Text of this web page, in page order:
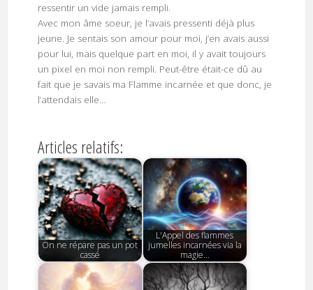
ressentir un vide jamais rempli.
Avec mon âme soeur, je l’avais pressenti déjà plus
jeune. Je sentais son amour pour moi, j’en avais aussi
pour lui, mais quelque part en moi, il y avait toujours
un pixel en moi non rempli. Peut-être était-ce dû au
fait que je savais ma Flamme incarnée et que donc, je
l’attendais elle…
Articles relatifs:
On ne répare pas un pot
cassé
L'Appel des flammes
jumelles incarnées via la
magie…